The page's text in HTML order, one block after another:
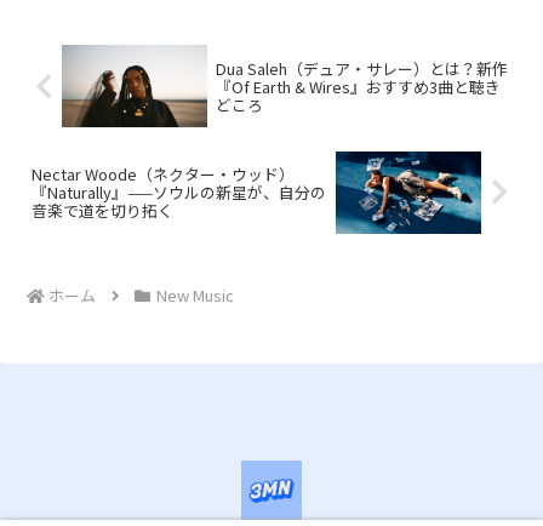
Dua Saleh（デュア・サレー）とは？新作
『Of Earth & Wires』おすすめ3曲と聴き
どころ
Nectar Woode（ネクター・ウッド）
『Naturally』——ソウルの新星が、自分の
音楽で道を切り拓く
ホーム New Music